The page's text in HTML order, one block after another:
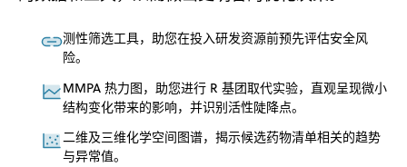
测性筛选工具，助您在投入研发资源前预先评估安全风
险。
MMPA 热力图，助您进行 R 基团取代实验，直观呈现微小
结构变化带来的影响，并识别活性陡降点。
二维及三维化学空间图谱，揭示候选药物清单相关的趋势
与异常值。